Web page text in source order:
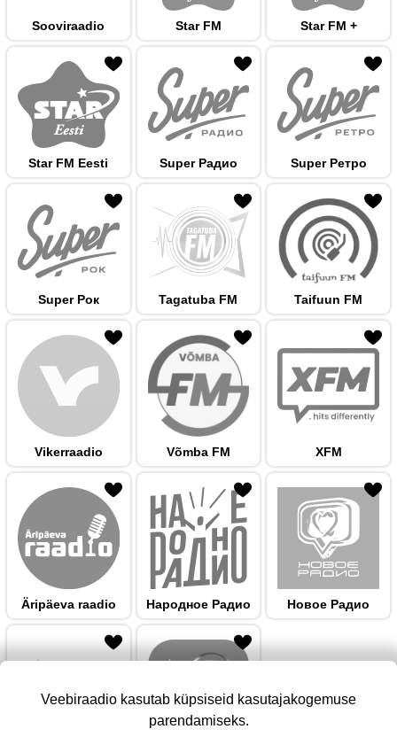
Sooviraadio Star FM Star FM +
Star FM Eesti Super Радио Super Ретро
Super Рок Tagatuba FM Taifuun FM
Vikerraadio Võmba FM XFM
Äripäeva raadio Народноe Радио Новое Радио
Veebiraadio kasutab küpsiseid kasutajakogemuse
parendamiseks.